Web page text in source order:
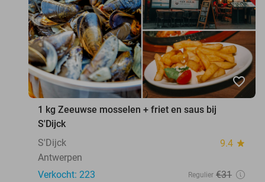
favorite_border
1 kg Zeeuwse mosselen + friet en saus bij
S'Dijck
S'Dijck
9.4 star
Antwerpen
Verkocht: 223
Regulier €31